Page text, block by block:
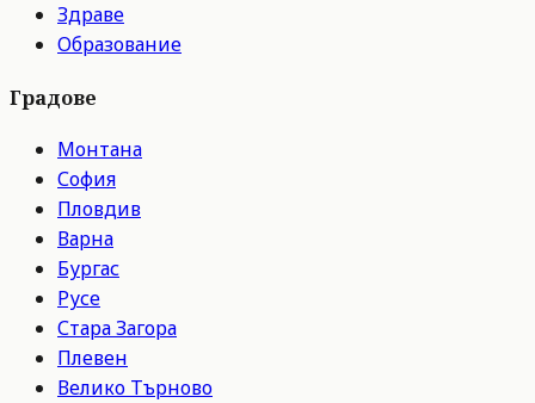
Здраве
Образование
Градове
Монтана
София
Пловдив
Варна
Бургас
Русе
Стара Загора
Плевен
Велико Търново